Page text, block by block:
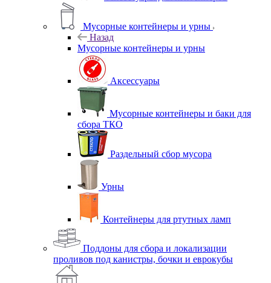
Мусорные контейнеры и урны
Назад
Мусорные контейнеры и урны
Аксессуары
Мусорные контейнеры и баки для
сбора ТКО
Раздельный сбор мусора
Урны
Контейнеры для ртутных ламп
Поддоны для сбора и локализации
проливов под канистры, бочки и еврокубы